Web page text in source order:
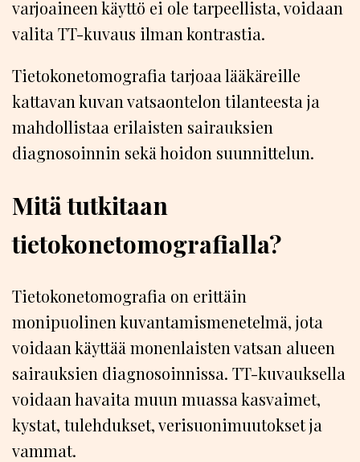
varjoaineen käyttö ei ole tarpeellista, voidaan
valita TT-kuvaus ilman kontrastia.
Tietokonetomografia tarjoaa lääkäreille
kattavan kuvan vatsaontelon tilanteesta ja
mahdollistaa erilaisten sairauksien
diagnosoinnin sekä hoidon suunnittelun.
Mitä tutkitaan
tietokonetomografialla?
Tietokonetomografia on erittäin
monipuolinen kuvantamismenetelmä, jota
voidaan käyttää monenlaisten vatsan alueen
sairauksien diagnosoinnissa. TT-kuvauksella
voidaan havaita muun muassa kasvaimet,
kystat, tulehdukset, verisuonimuutokset ja
vammat.